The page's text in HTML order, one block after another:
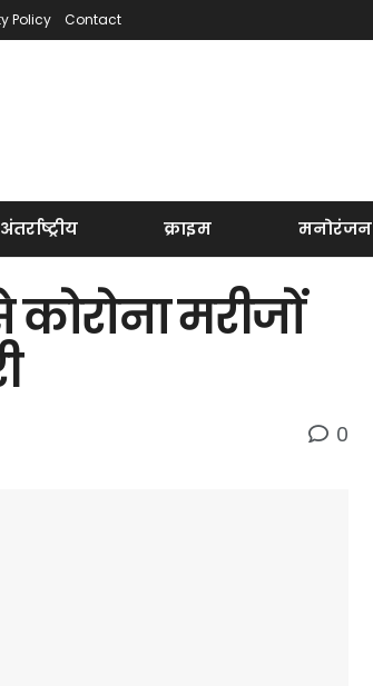
Policy Contact
अंतर्राष्ट्रीय क्राइम मनोरंजन
मरीजों
0